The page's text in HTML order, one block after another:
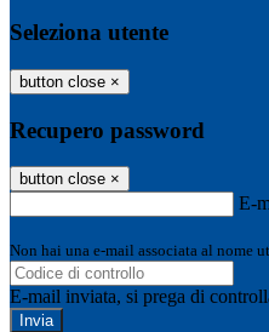
Seleziona utente
button close ×
Recupero password
button close ×
E-
Non hai una e-mail associata al nome
E-mail inviata, si prega di